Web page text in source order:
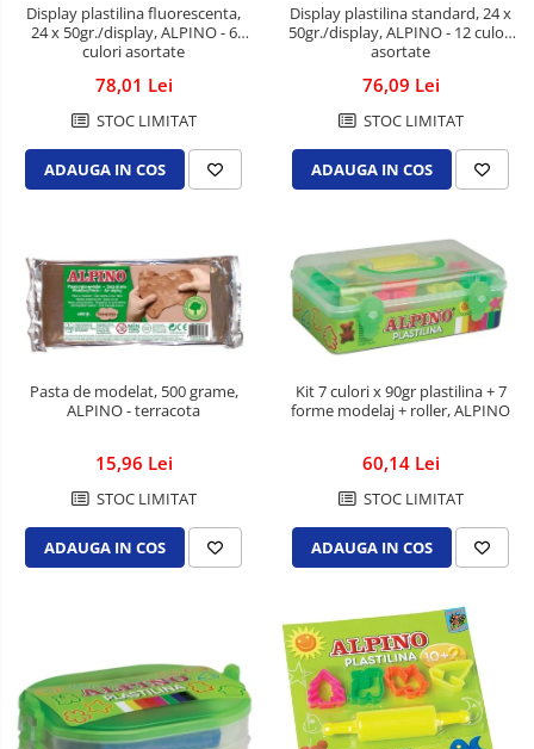
Sapunuri
Servetele
Spray-uri mobila
Acuarele si seturi de pictura
Alte articole scolare
Blocuri pentru desen
Caiete si coperti
Carioci si markere
Creioane clasice
Ghiozdane si genti
Instrumente pentru desen tehnic
Penare
Tonere compatibile Brother
Tonere compatibile Canon
Display plastilina fluorescenta,
24 x 50gr./display, ALPINO - 6
culori asortate
78,01 Lei
STOC LIMITAT
ADAUGA IN COS
Display plastilina standard, 24 x
50gr./display, ALPINO - 12 culori
asortate
76,09 Lei
STOC LIMITAT
ADAUGA IN COS
Pasta de modelat, 500 grame,
ALPINO - terracota
15,96 Lei
STOC LIMITAT
ADAUGA IN COS
Kit 7 culori x 90gr plastilina + 7
forme modelaj + roller, ALPINO
60,14 Lei
STOC LIMITAT
ADAUGA IN COS